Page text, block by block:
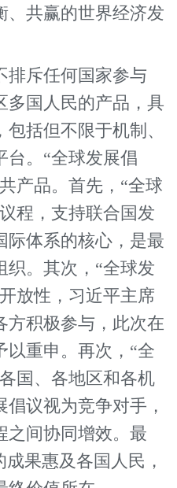
、共赢的世界经济发
斥任何国家参与
多国人民的产品，具
括但不限于机制、
台。“全球发展倡
产品。首先，“全球
程，支持联合国发
际体系的核心，是最
织。其次，“全球发
放性，习近平主席
方积极参与，此次在
以重申。再次，“全
国、各地区和各机
议视为竞争对手，
之间协同增效。最
果惠及各国人民，